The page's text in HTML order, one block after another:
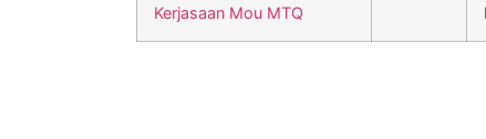
Kerjasaan Mou MTQ